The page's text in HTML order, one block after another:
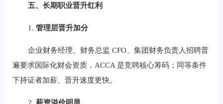
五、长期职业晋升红利
1. 管理层晋升加分
企业财务经理、财务总监 CFO、集团财务负责人招聘普
遍要求国际化财会资质，ACCA 是竞聘核心筹码；同等条件
下持证者加薪、晋升速度更快。
2. 薪资溢价明显